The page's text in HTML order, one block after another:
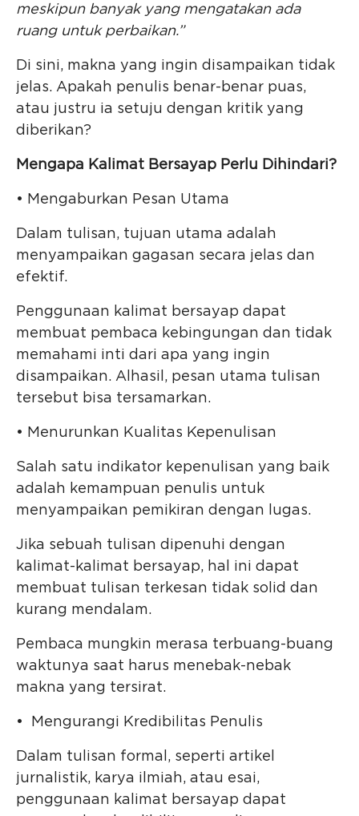
meskipun banyak yang mengatakan ada
ruang untuk perbaikan.”
Di sini, makna yang ingin disampaikan tidak
jelas. Apakah penulis benar-benar puas,
atau justru ia setuju dengan kritik yang
diberikan?
Mengapa Kalimat Bersayap Perlu Dihindari?
• Mengaburkan Pesan Utama
Dalam tulisan, tujuan utama adalah
menyampaikan gagasan secara jelas dan
efektif.
Penggunaan kalimat bersayap dapat
membuat pembaca kebingungan dan tidak
memahami inti dari apa yang ingin
disampaikan. Alhasil, pesan utama tulisan
tersebut bisa tersamarkan.
• Menurunkan Kualitas Kepenulisan
Salah satu indikator kepenulisan yang baik
adalah kemampuan penulis untuk
menyampaikan pemikiran dengan lugas.
Jika sebuah tulisan dipenuhi dengan
kalimat-kalimat bersayap, hal ini dapat
membuat tulisan terkesan tidak solid dan
kurang mendalam.
Pembaca mungkin merasa terbuang-buang
waktunya saat harus menebak-nebak
makna yang tersirat.
• Mengurangi Kredibilitas Penulis
Dalam tulisan formal, seperti artikel
jurnalistik, karya ilmiah, atau esai,
penggunaan kalimat bersayap dapat